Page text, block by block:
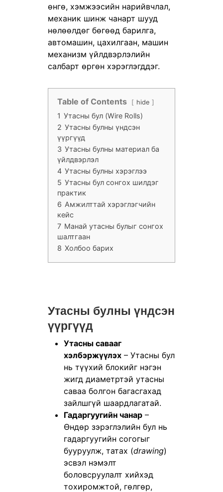
өнгө, хэмжээсийн нарийвчлал,
механик шинж чанарт шууд
нөлөөлдөг бөгөөд барилга,
автомашин, цахилгаан, машин
механизм үйлдвэрлэлийн
салбарт өргөн хэрэглэгддэг.
Table of Contents hide
1 Утасны бул (Wire Rolls)
2 Утасны булны үндсэн
үүргүүд
3 Утасны булны материал ба
үйлдвэрлэл
4 Утасны булны хэрэглээ
5 Утасны бул сонгох шилдэг
практик
6 Амжилттай хэрэглэгчийн
кейс
7 Манай утасны булыг сонгох
шалтгаан
8 Холбоо барих
Утасны булны үндсэн
үүргүүд
Утасны савааг
хэлбэржүүлэх– Утасны бул
нь түүхий блокийг нэгэн
жигд диаметртэй утасны
саваа болгон багасгахад
зайлшгүй шаардлагатай.
Гадаргуугийн чанар–
Өндөр зэрэглэлийн бул нь
гадаргуугийн согогыг
бууруулж, татах (drawing)
эсвэл нэмэлт
боловсруулалт хийхэд
тохиромжтой, гөлгөр,